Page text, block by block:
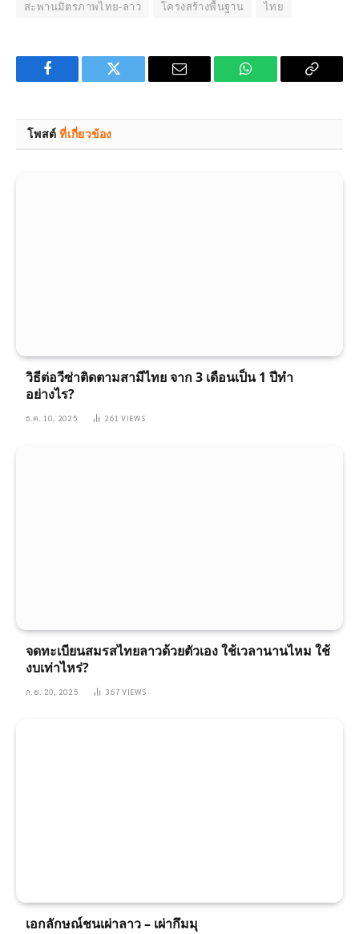
สะพานมิตรภาพไทย-ลาว โครงสร้างพื้นฐาน ไทย
Facebook Twitter Email WhatsApp Copy
โพสต์ที่เกี่ยวข้อง
วิธีต่อวีซ่าติดตามสามีไทย จาก 3 เดือนเป็น 1 ปีทำ
อย่างไร?
ธ.ค. 10, 2025 261VIEWS
จดทะเบียนสมรสไทยลาวด้วยตัวเอง ใช้เวลานานไหม ใช้
งบเท่าไหร่?
ก.ย. 20, 2025 367VIEWS
เอกลักษณ์ชนเผ่าลาว – เผ่ากึมมุ